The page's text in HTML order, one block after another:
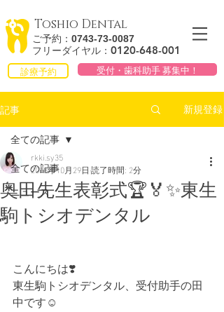
Toshio Dental
ご予約： 0743-73-0087
フリーダイヤル： 0120-648-001
診療予約 受付・歯科助手 募集中！
記事 新規登録
全ての記事
ニュース
全ての記事
奥田先生表彰式🏆🏅✨東生
駒トシオデンタル
rkki.sy35
2018年10月29日読了時間: 2分
こんにちは❣️
東生駒トシオデンタル、受付助手の田
中です☺️